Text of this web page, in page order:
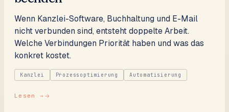
Wenn Kanzlei-Software, Buchhaltung und E-Mail
nicht verbunden sind, entsteht doppelte Arbeit.
Welche Verbindungen Priorität haben und was das
konkret kostet.
Kanzlei Prozessoptimierung Automatisierung
Lesen →